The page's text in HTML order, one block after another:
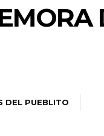
DEL PUEBLITO